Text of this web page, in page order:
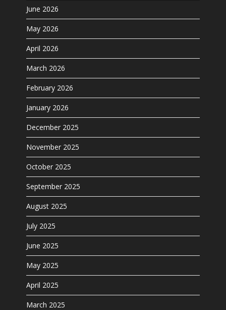
June 2026
May 2026
April 2026
March 2026
February 2026
January 2026
December 2025
November 2025
October 2025
September 2025
August 2025
July 2025
June 2025
May 2025
April 2025
March 2025